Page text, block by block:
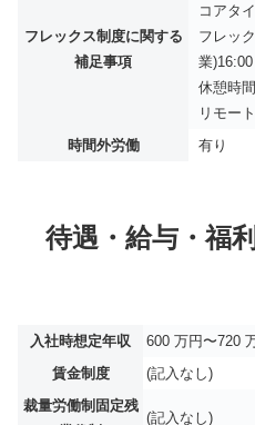
フレックス制度に関する
補足事項
コアタ
フレッ
業
休憩時
リモー
時間外労働
有り
待遇・給与・福
入社時想定年収
600 万円〜720
賃金制度
(記入なし)
裁量労働制固定残
(記入なし)